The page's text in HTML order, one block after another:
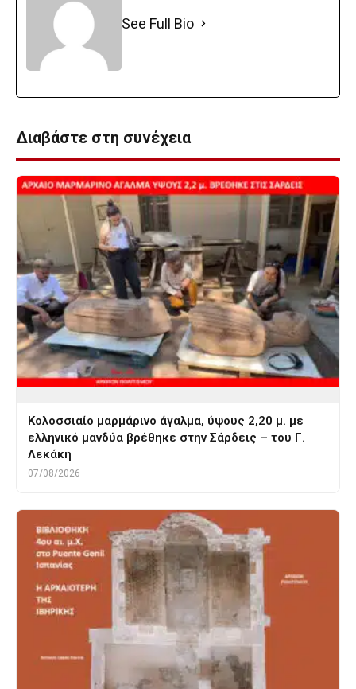
See Full Bio
Διαβάστε στη συνέχεια
Κολοσσιαίο μαρμάρινο άγαλμα, ύψους 2,20 μ. με
ελληνικό μανδύα βρέθηκε στην Σάρδεις – του Γ.
Λεκάκη
07/08/2026